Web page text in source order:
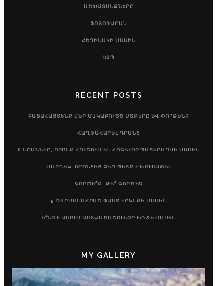
ԱՇԽԱՏԱՆՔՆԵՐԸ
ՖՈՏՈԴԱՐԱՆ
ՀԵՂԻՆԱԿԻ ՄԱՍԻՆ
ԿԱՊ
RECENT POSTS
ԲԱՑԱՀԱՅՏԵՆՔ ՄԵՐ ՄԱԿԱԲՈՒՅԾ ՄՏՔԵՐԸ ԵՎ ՓՈՐՁԵՆՔ
ՀԱՂԹԱՀԱՐԵԼ ԴՐԱՆՑ
8 ՆՇԱՆՆԵՐ, ՈՐՈՆՔ ՀՈՒՇՈՒՄ ԵՆ ՀՈԳԵՒՈՐ ՊԱՏԵՐԱԶՄԻ ՄԱՍԻՆ
ՄԱՐԴԻԿ, ՈՐՈՆՑԻՑ ՁԵԶ ՊԵՏՔ Է ԽՈՒՍԱՓԵԼ
ԳՈՐԾԻ՞Ք, ԹԵ՞ ԳՈՐԾԻՉ
5 ԶԱՐՄԱՆԱՀՐԱՇ ՓԱՍՏ ԵՐԿՆՔԻ ՄԱՍԻՆ
Ի՞ՆՉ Է ԱՍՈՒՄ ԱՍՏՎԱԾԱՇՈՒՆՉԸ ԽՂՃԻ ՄԱՍԻՆ
MY GALLERY